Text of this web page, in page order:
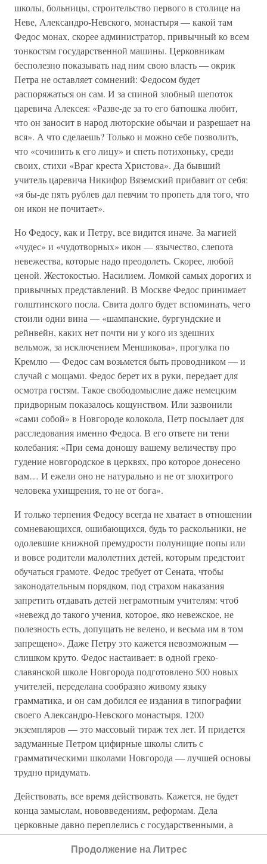
школы, больницы, строительство первого в столице на
Неве, Александро-Невского, монастыря — какой там
Федос монах, скорее администратор, привычный ко всем
тонкостям государственной машины. Церковникам
бесполезно показывать над ним свою власть — окрик
Петра не оставляет сомнений: Федосом будет
распоряжаться он сам. И за спиной злобный шепоток
царевича Алексея: «Разве-де за то его батюшка любит,
что он заносит в народ люторские обычаи и разрешает на
вся». А что сделаешь? Только и можно себе позволить,
что «сочинить к его лицу» и спеть потихоньку, среди
своих, стихи «Враг креста Христова». Да бывший
учитель царевича Никифор Вяземский прибавит от себя:
«я бы-де пять рублев дал певчим то пропеть для того, что
он икон не почитает».
Но Федосу, как и Петру, все видится иначе. За магией
«чудес» и «чудотворных» икон — язычество, слепота
невежества, которые надо преодолеть. Скорее, любой
ценой. Жестокостью. Насилием. Ломкой самых дорогих и
привычных представлений. В Москве Федос принимает
голштинского посла. Свита долго будет вспоминать, чего
стоили одни вина — «шампанские, бургундские и
рейнвейн, каких нет почти ни у кого из здешних
вельмож, за исключением Меншикова», прогулка по
Кремлю — Федос сам возьмется быть проводником — и
случай с мощами. Федос берет их в руки, передает для
осмотра гостям. Такое свободомыслие даже немецким
придворным показалось кощунством. Или зазвонили
«сами собой» в Новгороде колокола, Петр посылает для
расследования именно Федоса. В его ответе ни тени
колебания: «При сема доношу вашему величеству про
гудение новгородское в церквях, про которое донесено
вам… И ежели оно не натурально и не от злохитрого
человека ухищрения, то не от бога».
И только терпения Федосу всегда не хватает в отношении
сомневающихся, ошибающихся, будь то раскольники, не
одолевшие книжной премудрости полунищие попы или
и вовсе родители малолетних детей, которым предстоит
обучаться грамоте. Федос требует от Сената, чтобы
законодательным порядком, под страхом наказания
запретить отдавать детей неграмотным учителям: чтоб
«невежд до такого учения, которое, яко невежское, не
полезность есть, допущать не велено, и весьма им в том
запрещено». Даже Петру это кажется невозможным —
слишком круто. Федос настаивает: в одной греко-
славянской школе Новгорода подготовлено 500 новых
учителей, переделана сообразно живому языку
грамматика, и он сам добился ее издания в типографии
своего Александро-Невского монастыря. 1200
экземпляров — это массовый тираж тех лет. И придется
задуманные Петром цифирные школы слить с
грамматическими школами Новгорода — лучшей основы
трудно придумать.
Действовать, все время действовать. Кажется, не будет
конца замыслам, нововведениям, реформам. Дела
церковные давно переплелись с государственными, а
государство сделало церковь своей частью. Секретная
почта от Петра к Федосу и от Федоса к Петру
Продолжение на Литрес